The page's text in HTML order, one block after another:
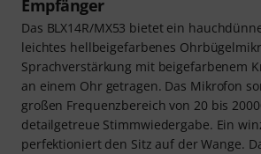
Empfänger
Das BLX14R/MX53 bietet ein
leichtes hellbeigefarbenes
Sprachverstärkung mit beigefarbenem
an einem Ohr getragen. Das Mikrofon
großen Frequenzbereich von 20 bis
detailgetreue Stimmwiedergabe. Ein
perfektioniert den Sitz auf der Wange.